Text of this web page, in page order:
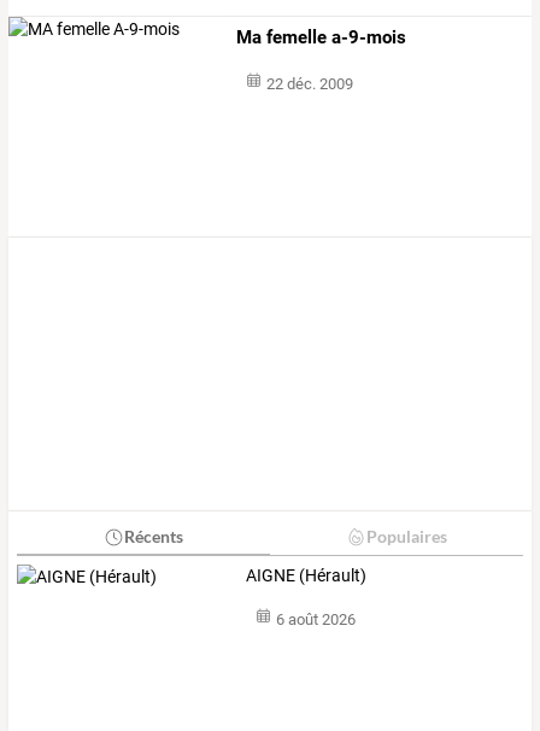
Ma femelle a-9-mois
22 déc. 2009
Récents Populaires
AIGNE (Hérault)
6 août 2026